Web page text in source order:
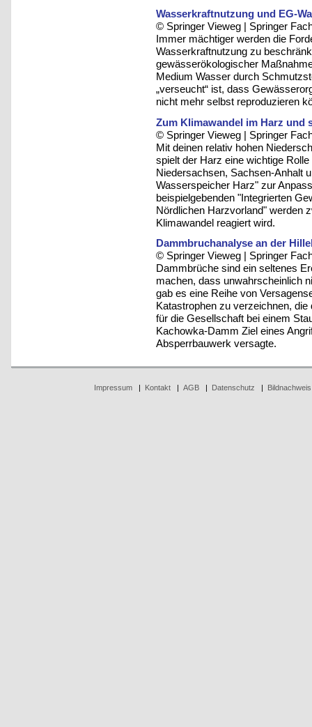
Wasserkraftnutzung und EG-
© Springer Vieweg | Springer
Immer mächtiger werden die
Wasserkraftnutzung zu
gewässerökologischer
Medium Wasser durch
„verseucht“ ist, dass
nicht mehr selbst reproduzieren
Zum Klimawandel im Harz und
© Springer Vieweg | Springer
Mit deinen relativ hohen
spielt der Harz eine wichtige
Niedersachsen, Sachsen-Anhalt
Wasserspeicher Harz" zur
beispielgebenden "Integrierten
Nördlichen Harzvorland" werden
Klimawandel reagiert wird.
Dammbruchanalyse an der
© Springer Vieweg | Springer
Dammbrüche sind ein seltenes
machen, dass unwahrscheinlich
gab es eine Reihe von
Katastrophen zu verzeichnen,
für die Gesellschaft bei einem
Kachowka-Damm Ziel eines
Absperrbauwerk versagte.
Impressum| Kontakt| AGB| Datenschutz Bildnachweis